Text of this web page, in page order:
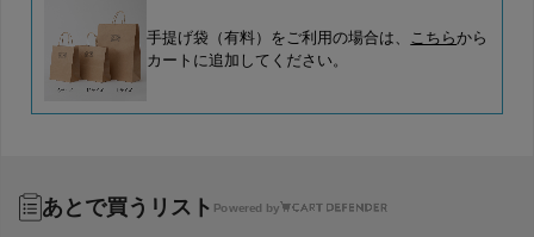
手提げ袋（有料）をご利用の場合は、 こちらから
カートに追加してください。
あとで買うリスト Powered by